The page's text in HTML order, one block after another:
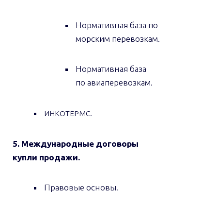
Нормативная база по
морским перевозкам.
Нормативная база
по авиаперевозкам.
ИНКОТЕРМС.
5. Международные договоры
купли продажи.
Правовые основы.